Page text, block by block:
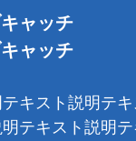
ャッチ
ャッチ
キスト説明テキ
テキスト説明テ